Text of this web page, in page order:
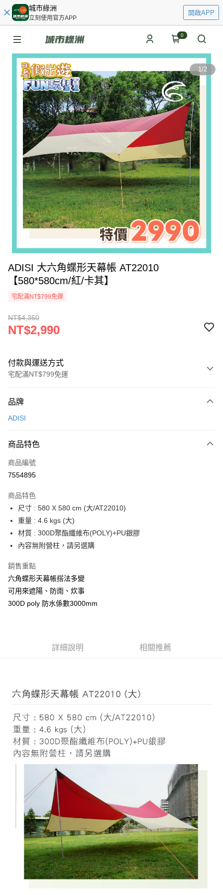
城市綠洲
立刻使用官方APP
開啟APP
0
1/2
ADISI 大六角蝶形天幕帳 AT22010
【580*580cm/紅/卡其】
宅配滿NT$799免運
NT$4,350
NT$2,990
付款與運送方式
宅配滿NT$799免運
信用卡一次付款
Apple Pay
街口支付
Google Pay
全盈+PAY
大哥付你分期
相關說明
1.本服務由台灣大哥大提供，台灣大哥大用戶可立即使用無須另外申請。
2.付款方式選擇「大哥付你分期」，訂單成立後會自動跳轉到大哥付的交易
流程，驗證手機門號後，選擇欲分期的期數、繳款截止日，確認付款後即完
成交易。
3.實際核准額度、可分期數及費用金額請依後續交易確認頁面所載為準。
1.分期款項不併入電信帳單，「大哥付你分期」於每月結算日後寄送繳費提
【注意事項】
用戶於交易時，得透過本服務購買商品或服務，並由商店將買賣／分期付款
買賣價金債權讓與本公司後，依約使用本公司帳單繳交帳款。
2.基於同意付款使用「大哥付你分期」之契約關係目的，商店將以您的個人
資料（包含姓名、電話或地址）提供予台灣大哥大進項蒐集、處理及利用，
由本公司與您本人進行分期帳單所需資料之確認、核對及更正。
3.完整用戶服務條款，請詳閱以下連結：
AFTEE先享後付
相關說明
【關於「AFTEE先享後付」】
AFTEE先享後付是「在收到商品之後才付款」的支付方式。 讓您購物簡單
便利好安心！
３．收到繳費通知簡訊後14天內，點擊此簡訊中的連結，可透過四大超商／
ATM／網路銀行／等多元方式進行付款，方視為交易完成。
購買商品的店家。未經商家同意取消之訂單仍視為有效，需透過AFTEE先享
後付繳納相關費用。
※ 交易是否成功請以「AFTEE先享後付 」之結帳頁面顯示為準，若有關於
是否繳費成功／繳費後需取消欲退款等相關疑問，請聯繫「AFTEE先享後付
客戶支援中心」https://netprotections.freshdesk.com/support/home
１．透過由恩沛科技股份有限公司提供之「AFTEE先享後付」服務完成之交
易，需依本服務之必要範圍內提供個人資料，並將交易相關給付款項請求債
權轉讓予恩沛科技股份有限公司。
２．關於個人資料處理事宜，請瀏覽以下網址：
https://aftee.tw/terms/#terms3
３．未成年的使用者請事先徵得法定代理人或監護人之同意方可使用
「AFTEE先享後付」，若未經同意申辦者引起之損失，本公司不負相關責
４．使用「AFTEE先享後付」時，將依據個別帳號之用戶狀況，依本公司即
時審查核予不同之上限額度；若仍有額度不足之情形，本公司將視審查結果
請求用戶進行身份認證。
５．嚴禁一人註冊多個帳號或使用他人資訊註冊。若發現惡意使用之情形，
恩沛科技股份有限公司將有權停止該用戶之使用額度並採取法律行動。
付款後門市自取
貨到付款
每筆NT$130，滿NT$3,000(含以上)免運費
品牌
ADISI
商品特色
商品編號
7554895
商品特色
尺寸 : 580 X 580 cm (大/AT22010)
重量 : 4.6 kgs (大)
材質 : 300D聚酯纖維布(POLY)+PU銀膠
內容無附營柱，請另選購
銷售重點
六角蝶形天幕帳搭法多變
可用來遮陽、防雨、炊事
300D poly 防水係數3000mm
詳細說明 相關推薦